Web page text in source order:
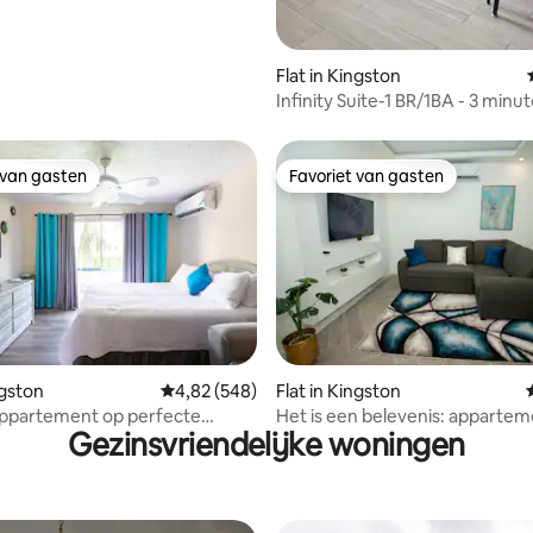
Flat in Kingston
Infinity Suite-1 BR/1BA - 3
van 4,92 op 5, 101 recensies
gasten
gasten
Gemiddelde beoordeling van 4,82 op 5, 548
4,82 (548)
op perfecte
Kingston.
Favoriet van gasten
Favoriet van gasten
Flat in Kingston
Het is een belevenis:
terras en zwembad in
Gezinsvriendelijke woningen